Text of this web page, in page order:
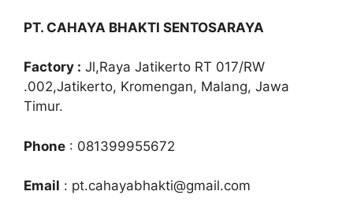
PT. CAHAYA BHAKTI SENTOSARAYA
Factory : Jl,Raya Jatikerto RT 017/RW
.002,Jatikerto, Kromengan, Malang, Jawa
Timur.
Phone : 081399955672
Email : pt.cahayabhakti@gmail.com